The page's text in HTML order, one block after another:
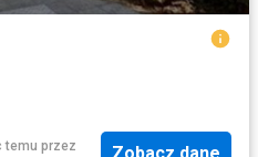
temu przez